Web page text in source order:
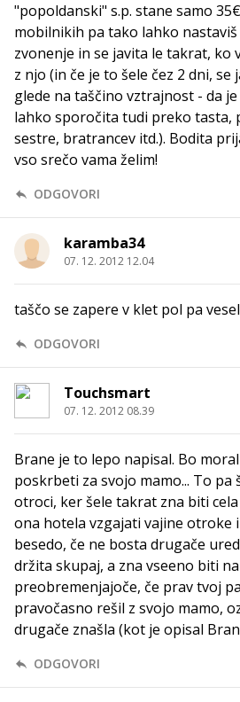
"popoldanski" s.p. stane samo
mobilnikih pa tako lahko
zvonenje in se javita le takrat, ko
z njo (in če je to šele čez 2 dni, se
glede na taščino vztrajnost - da je
lahko sporočita tudi preko tasta,
sestre, bratrancev itd.). Bodita
vso srečo vama želim!
ODGOVORI
karamba34
07. 12. 2012 12.04
taščo se zapere v klet pol pa
ODGOVORI
Touchsmart
07. 12. 2012 08.39
Brane je to lepo napisal. Bo
poskrbeti za svojo mamo... To pa
otroci, ker šele takrat zna biti
ona hotela vzgajati vajine otroke
besedo, če ne bosta drugače
držita skupaj, a zna vseeno biti
preobremenjajoče, če prav tvoj
pravočasno rešil z svojo mamo,
drugače znašla (kot je opisal
ODGOVORI